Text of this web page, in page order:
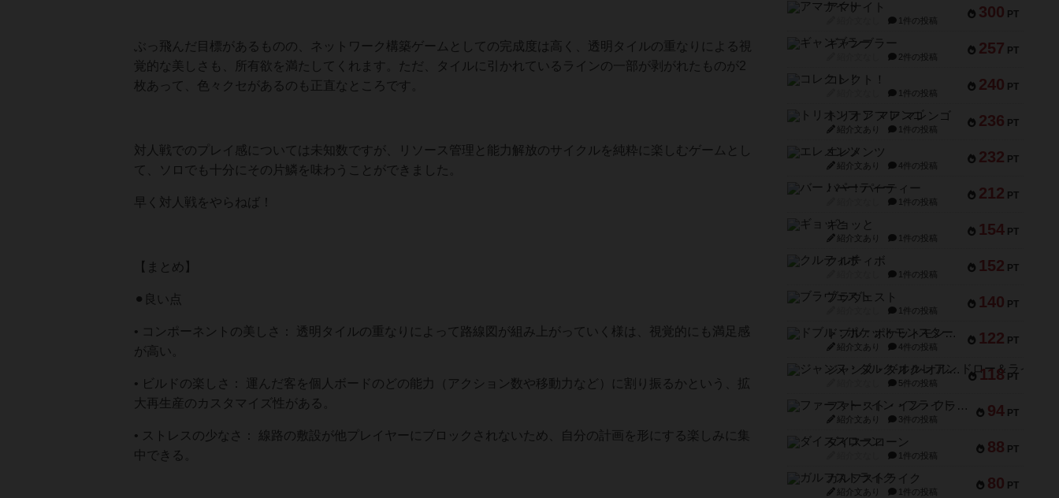
ぶっ飛んだ目標があるものの、ネットワーク構築ゲームとしての完成度は高く、透明タイルの重なりによる視
覚的な美しさも、所有欲を満たしてくれます。ただ、タイルに引かれているラインの一部が剥がれたものが2
枚あって、色々クセがあるのも正直なところです。
対人戦でのプレイ感については未知数ですが、リソース管理と能力解放のサイクルを純粋に楽しむゲームとし
て、ソロでも十分にその片鱗を味わうことができました。
早く対人戦をやらねば！
【まとめ】
⚫︎良い点
• コンポーネントの美しさ： 透明タイルの重なりによって路線図が組み上がっていく様は、視覚的にも満足感
が高い。
• ビルドの楽しさ： 運んだ客を個人ボードのどの能力（アクション数や移動力など）に割り振るかという、拡
大再生産のカスタマイズ性がある。
• ストレスの少なさ： 線路の敷設が他プレイヤーにブロックされないため、自分の計画を形にする楽しみに集
中できる。
300 PT
アマナイト
1件の投稿
257 PT
ギャンブラー
2件の投稿
240 PT
コレクト！
1件の投稿
236 PT
トリオンフ ア マレンゴ
紹介文あり 1件の投稿
232 PT
エレメンツ
紹介文あり 4件の投稿
212 PT
バー！パーティー
1件の投稿
154 PT
ギョッと
紹介文あり 1件の投稿
152 PT
クルティボ
1件の投稿
140 PT
ブラヴェスト
1件の投稿
122 PT
ドブル：ポケットモンスター
紹介文あり 4件の投稿
118 PT
ジャンヌ・ダルク-オルレアン ドロー＆ライト
5件の投稿
94 PT
ファースト・イン・フライト
紹介文あり 3件の投稿
88 PT
ダイススローン
1件の投稿
80 PT
ガルフストライク
紹介文あり 1件の投稿